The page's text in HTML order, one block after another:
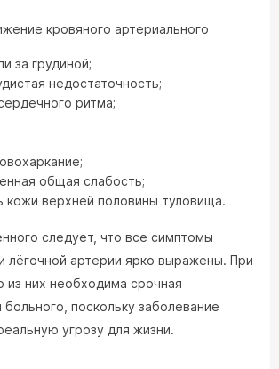
кровяного артериального
за грудиной;
недостаточность;
ритма;
общая слабость;
кожи верхней половины туловища.
следует, что все симптомы
лёгочной артерии ярко выражены. При
из них необходима срочная
больного, поскольку заболевание
угрозу для жизни.